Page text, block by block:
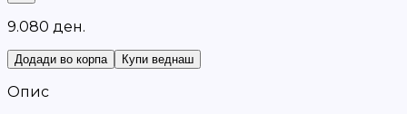
9.080 ден.
Додади во корпа Купи веднаш
Опис